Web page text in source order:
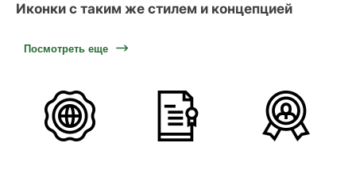
Иконки с таким же стилем и концепцией
Посмотреть еще